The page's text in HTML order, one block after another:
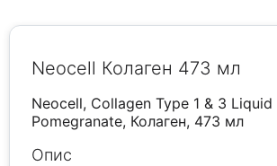
Neocell Колаген 473 мл
Neocell, Collagen Type 1 & 3 Liquid
Pomegranate, Колаген, 473 мл
Опис